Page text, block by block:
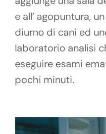
e all’ agopuntura,
diurno di cani ed
laboratorio analisi
eseguire esami
pochi minuti.